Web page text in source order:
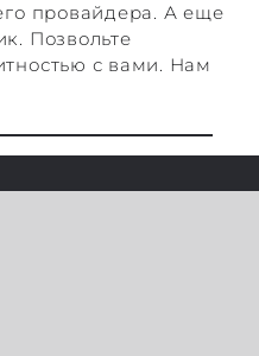
провайдера. А еще
Позвольте
с вами. Нам